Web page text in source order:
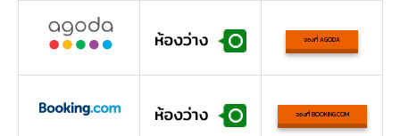
จองที่ AGODA
จองที่ BOOKING.COM